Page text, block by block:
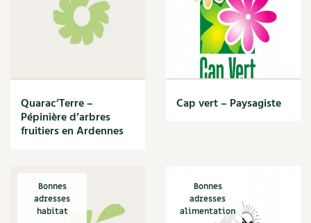
Quarac’Terre –
Pépinière d’arbres
fruitiers en Ardennes
Cap vert – Paysagiste
Bonnes
adresses
habitat
Bonnes
adresses
alimentation